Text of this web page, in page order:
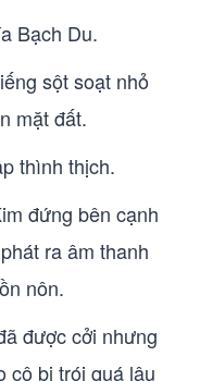
Bạch Du.
sột soạt nhỏ
mặt đất.
thình thịch.
đứng bên cạnh
ra âm thanh
nôn.
được cởi nhưng
cô bị trói quá lâu